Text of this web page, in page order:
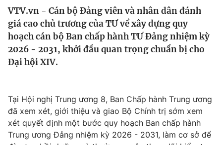
Y tế
Thế giới
Tin tức
Câu chuyện quốc tế
Tài chính
Thị trường
Góc doanh nghiệp
Dữ liệu và đời sống
Truyền hình
Giáo dục
VTV.vn - Cán bộ Đảng viên và nhân dân đánh
giá cao chủ trương của TƯ về xây dựng quy
hoạch cán bộ Ban chấp hành TƯ Đảng nhiệm kỳ
2026 - 2031, khởi đầu quan trọng chuẩn bị cho
Đại hội XIV.
Tại Hội nghị Trung ương 8, Ban Chấp hành Trung ương
đã xem xét, giới thiệu và giao Bộ Chính trị sớm xem
xét quyết định một bước quy hoạch Ban chấp hành
Trung ương Đảng nhiệm kỳ 2026 - 2031, làm cơ sở để